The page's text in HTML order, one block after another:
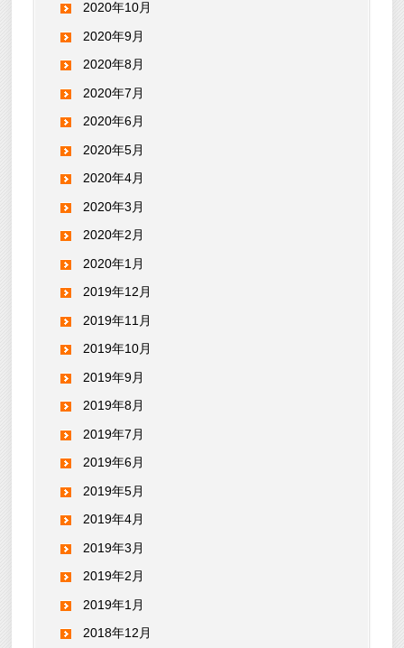
2020年10月
2020年9月
2020年8月
2020年7月
2020年6月
2020年5月
2020年4月
2020年3月
2020年2月
2020年1月
2019年12月
2019年11月
2019年10月
2019年9月
2019年8月
2019年7月
2019年6月
2019年5月
2019年4月
2019年3月
2019年2月
2019年1月
2018年12月